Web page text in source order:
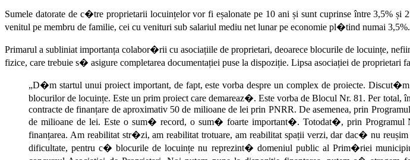
Sumele datorate de c�tre proprietarii locuințelor vor fi eșalonate pe 10 ani și sunt cuprinse între 3,5%
venitul pe membru de familie, cei cu venituri sub salariul mediu net lunar pe economie pl�tind numai
Primarul a subliniat importanța colabor�rii cu asociațiile de proprietari, deoarece blocurile de locuințe,
fizice, care trebuie s� asigure completarea documentației puse la dispoziție. Lipsa asociației de
„D�m startul unui proiect important, de fapt, este vorba despre un complex de proiecte.
blocurilor de locuințe. Este un prim proiect care demareaz�. Este vorba de Blocul Nr. 81. Per
contracte de finanțare de aproximativ 50 de milioane de lei prin PNRR. De asemenea, prin
de milioane de lei. Este o sum� record, o sum� foarte important�. Totodat�, prin
finanțarea. Am reabilitat str�zi, am reabilitat trotuare, am reabilitat spații verzi, dar dac� nu
dificultate, pentru c� blocurile de locuințe nu reprezint� domeniul public al Prim�riei